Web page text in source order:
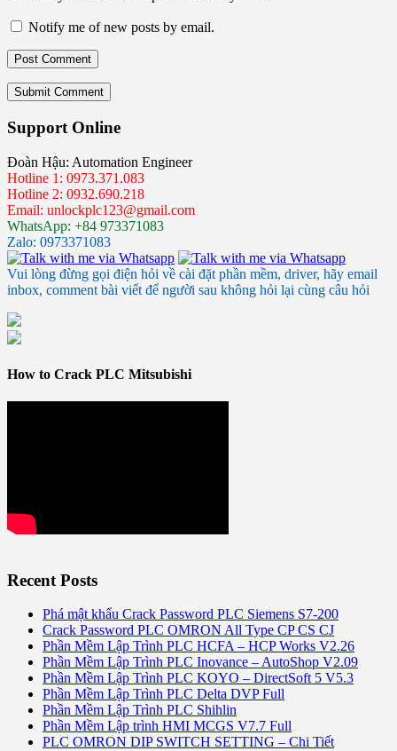
Notify me of new posts by email.
Submit Comment
Support Online
Đoàn Hậu: Automation Engineer
Hotline 1: 0973.371.083
Hotline 2: 0932.690.218
Email: unlockplc123@gmail.com
WhatsApp: +84 973371083
Zalo: 0973371083
Vui lòng đừng gọi điện hỏi về cài đặt phần mềm, driver, hãy email
inbox, comment bài viết để người sau không hỏi lại cùng câu hỏi
How to Crack PLC Mitsubishi
Recent Posts
Phá mật khẩu Crack Password PLC Siemens S7-200
Crack Password PLC OMRON All Type CP CS CJ
Phần Mềm Lập Trình PLC HCFA – HCP Works V2.26
Phần Mềm Lập Trình PLC Inovance – AutoShop V2.09
Phần Mềm Lập Trình PLC KOYO – DirectSoft 5 V5.3
Phần Mềm Lập Trình PLC Delta DVP Full
Phần Mềm Lập Trình PLC Shihlin
Phần Mềm Lập trình HMI MCGS V7.7 Full
PLC OMRON DIP SWITCH SETTING – Chi Tiết